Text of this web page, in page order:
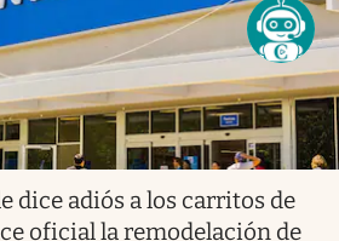
dice adiós a los carritos de
oficial la remodelación de